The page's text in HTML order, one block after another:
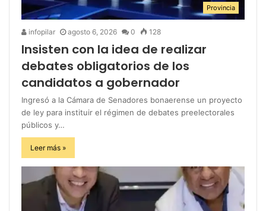
Provincia
infopilar agosto 6, 2026 0 128
Insisten con la idea de realizar
debates obligatorios de los
candidatos a gobernador
Ingresó a la Cámara de Senadores bonaerense un proyecto
de ley para instituir el régimen de debates preelectorales
públicos y…
Leer más »